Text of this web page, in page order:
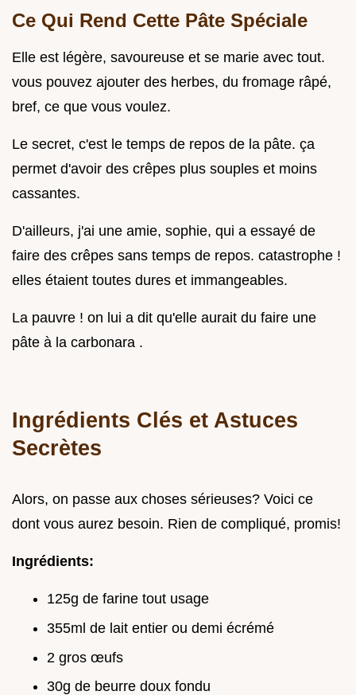
Ce Qui Rend Cette Pâte Spéciale
Elle est légère, savoureuse et se marie avec tout.
vous pouvez ajouter des herbes, du fromage râpé,
bref, ce que vous voulez.
Le secret, c'est le temps de repos de la pâte. ça
permet d'avoir des crêpes plus souples et moins
cassantes.
D'ailleurs, j'ai une amie, sophie, qui a essayé de
faire des crêpes sans temps de repos. catastrophe !
elles étaient toutes dures et immangeables.
La pauvre ! on lui a dit qu'elle aurait du faire une
pâte à la carbonara .
Ingrédients Clés et Astuces
Secrètes
Alors, on passe aux choses sérieuses? Voici ce
dont vous aurez besoin. Rien de compliqué, promis!
Ingrédients:
125g de farine tout usage
355ml de lait entier ou demi écrémé
2 gros œufs
30g de beurre doux fondu